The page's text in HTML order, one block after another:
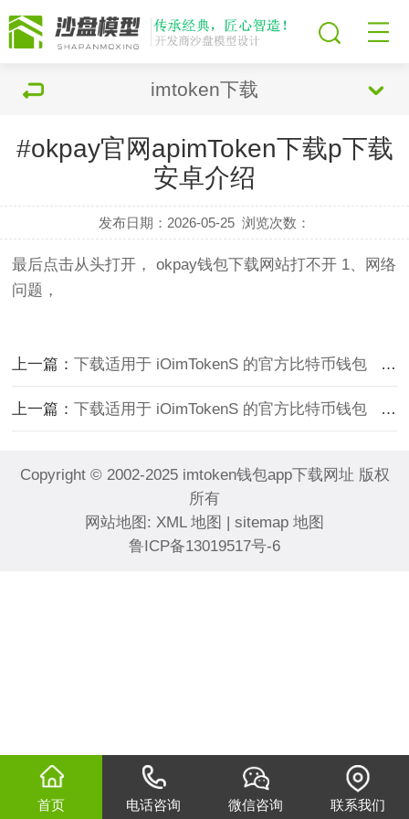
imtoken下载
#okpay官网apimToken下载p下载
安卓介绍
发布日期：2026-05-25 浏览次数：
最后点击从头打开， okpay钱包下载网站打不开 1、网络
问题，
上一篇：下载适用于 iOimTokenS 的官方比特币钱包
上一篇：下载适用于 iOimTokenS 的官方比特币钱包
Copyright © 2002-2025 imtoken钱包app下载网址 版权
所有
网站地图: XML 地图 | sitemap 地图
鲁ICP备13019517号-6
首页 电话咨询 微信咨询 联系我们